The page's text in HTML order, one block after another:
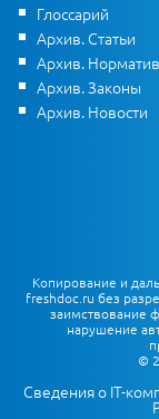
Глоссарий
Архив. Статьи
Архив.
Архив. Законы
Архив. Новости
Копирование и
freshdoc.ru без
заимствование
нарушение
©
Сведения о IT-